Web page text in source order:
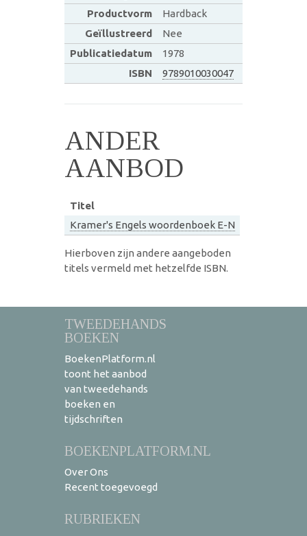
Productvorm
Hardback
Geïllustreerd
Nee
Publicatiedatum
1978
ISBN
9789010030047
ANDER
AANBOD
Titel
Kramer's Engels woordenboek E-N
Hierboven zijn andere aangeboden
titels vermeld met hetzelfde ISBN.
TWEEDEHANDS
BOEKEN
BoekenPlatform.nl
toont het aanbod
van tweedehands
boeken en
tijdschriften
BOEKENPLATFORM.NL
Over Ons
Recent toegevoegd
RUBRIEKEN